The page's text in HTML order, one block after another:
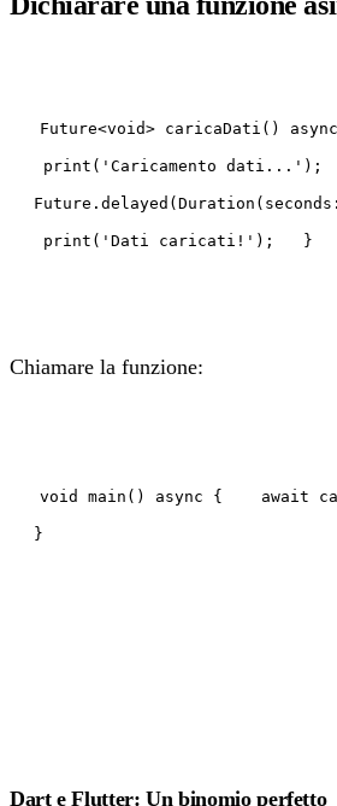
Future<void> caricaDati()
print('Caricamento
print('Dati caricati!'); }
Chiamare la funzione:
void main() async { await
}
Dart e Flutter: Un binomio perfetto